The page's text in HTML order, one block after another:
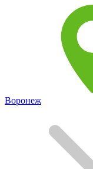
Воронеж